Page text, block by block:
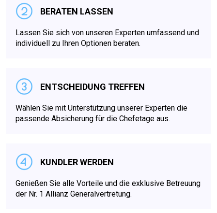
BERATEN LASSEN
Lassen Sie sich von unseren Experten umfassend und
individuell zu Ihren Optionen beraten.
ENTSCHEIDUNG TREFFEN
Wählen Sie mit Unterstützung unserer Experten die
passende Absicherung für die Chefetage aus.
KUNDLER WERDEN
Genießen Sie alle Vorteile und die exklusive Betreuung
der Nr. 1 Allianz Generalvertretung.